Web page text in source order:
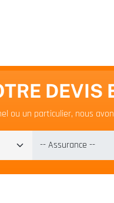
DEVIS
ou un particulier, nous